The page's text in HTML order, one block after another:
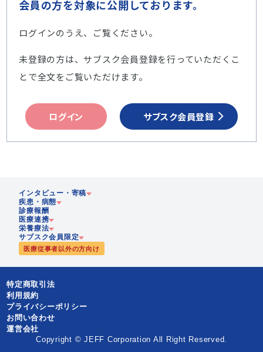
会員の方を対象に公開しております。
ログインのうえ、ご覧ください。
未登録の方は、サブスク会員登録を行っていただくこ
とで全文をご覧いただけます。
ログイン サブスク会員登録
インタビュー・寄稿
歴史
疾患・病態
診療報酬
医療連携
在宅医療
多職種協働
栄養療法
サブスク会員限定
医療従事者以外の方向け
特定商取引法
利用規約
プライバシーポリシー
お問い合わせ
運営会社
Copyright © JEFF Corporation All Right Reserved.